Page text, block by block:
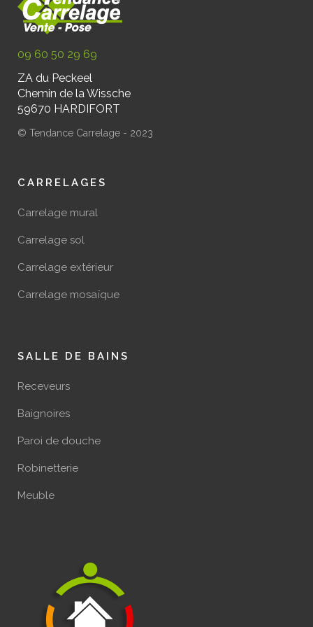
09 60 50 29 69
ZA du Peckeel
Chemin de la Wissche
59670 HARDIFORT
© Tendance Carrelage - 2023
CARRELAGES
Carrelage mural
Carrelage sol
Carrelage extérieur
Carrelage mosaïque
SALLE DE BAINS
Receveurs
Baignoires
Paroi de douche
Robinetterie
Meuble